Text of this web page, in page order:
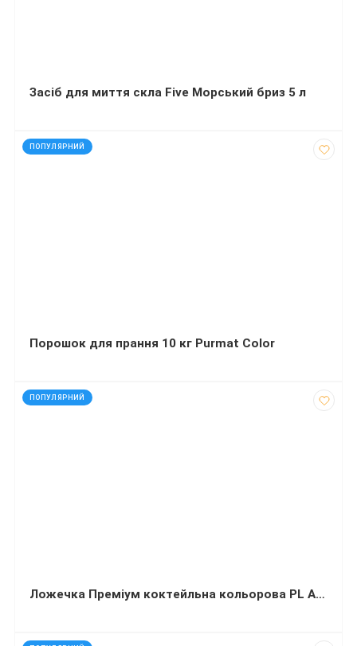
Засіб для миття скла Five Морський бриз 5 л
ПОПУЛЯРНИЙ
код: 40881
Порошок для прання 10 кг Purmat Color
ПОПУЛЯРНИЙ
код: 11906
Ложечка Преміум коктейльна кольорова PL АND 200 штук